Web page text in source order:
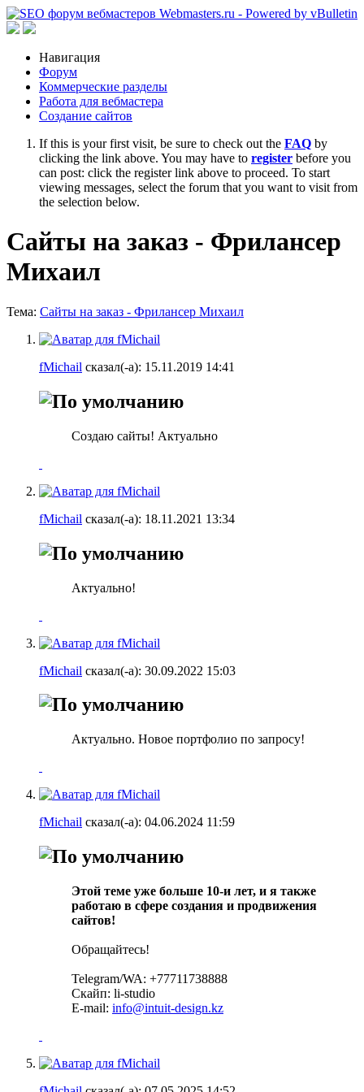
Навигация
Форум
Коммерческие разделы
Работа для вебмастера
Создание сайтов
If this is your first visit, be sure to check out the FAQ by
clicking the link above. You may have to register before you
can post: click the register link above to proceed. To start
viewing messages, select the forum that you want to visit from
the selection below.
Сайты на заказ - Фрилансер
Михаил
Тема: Сайты на заказ - Фрилансер Михаил
fMichail сказал(-а): 15.11.2019 14:41
Создаю сайты! Актуально
fMichail сказал(-а): 18.11.2021 13:34
Актуально!
fMichail сказал(-а): 30.09.2022 15:03
Актуально. Новое портфолио по запросу!
fMichail сказал(-а): 04.06.2024 11:59
Этой теме уже больше 10-и лет, и я также
работаю в сфере создания и продвижения
сайтов!
Обращайтесь!
Telegram/WA: +77711738888
Скайп: li-studio
E-mail: info@intuit-design.kz